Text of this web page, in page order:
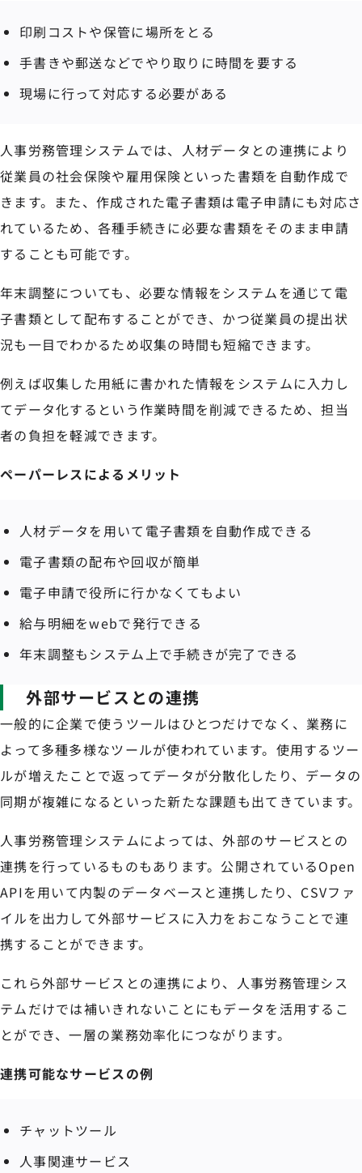
印刷コストや保管に場所をとる
手書きや郵送などでやり取りに時間を要する
現場に行って対応する必要がある
人事労務管理システムでは、人材データとの連携により
従業員の社会保険や雇用保険といった書類を自動作成で
きます。また、作成された電子書類は電子申請にも対応さ
れているため、各種手続きに必要な書類をそのまま申請
することも可能です。
年末調整についても、必要な情報をシステムを通じて電
子書類として配布することができ、かつ従業員の提出状
況も一目でわかるため収集の時間も短縮できます。
例えば収集した用紙に書かれた情報をシステムに入力し
てデータ化するという作業時間を削減できるため、担当
者の負担を軽減できます。
ペーパーレスによるメリット
人材データを用いて電子書類を自動作成できる
電子書類の配布や回収が簡単
電子申請で役所に行かなくてもよい
給与明細をwebで発行できる
年末調整もシステム上で手続きが完了できる
外部サービスとの連携
一般的に企業で使うツールはひとつだけでなく、業務に
よって多種多様なツールが使われています。使用するツー
ルが増えたことで返ってデータが分散化したり、データの
同期が複雑になるといった新たな課題も出てきています。
人事労務管理システムによっては、外部のサービスとの
連携を行っているものもあります。公開されているOpen
APIを用いて内製のデータベースと連携したり、CSVファ
イルを出力して外部サービスに入力をおこなうことで連
携することができます。
これら外部サービスとの連携により、人事労務管理シス
テムだけでは補いきれないことにもデータを活用するこ
とができ、一層の業務効率化につながります。
連携可能なサービスの例
チャットツール
人事関連サービス